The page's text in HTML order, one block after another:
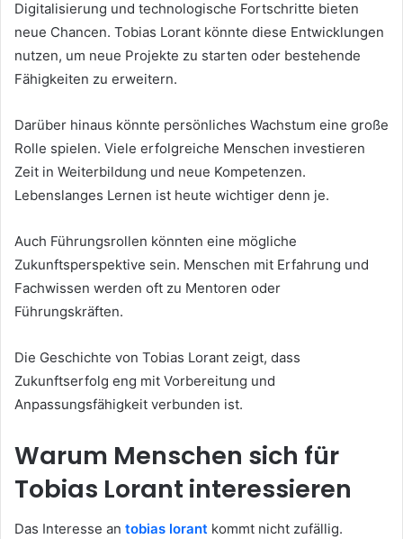
Digitalisierung und technologische Fortschritte bieten
neue Chancen. Tobias Lorant könnte diese Entwicklungen
nutzen, um neue Projekte zu starten oder bestehende
Fähigkeiten zu erweitern.
Darüber hinaus könnte persönliches Wachstum eine große
Rolle spielen. Viele erfolgreiche Menschen investieren
Zeit in Weiterbildung und neue Kompetenzen.
Lebenslanges Lernen ist heute wichtiger denn je.
Auch Führungsrollen könnten eine mögliche
Zukunftsperspektive sein. Menschen mit Erfahrung und
Fachwissen werden oft zu Mentoren oder
Führungskräften.
Die Geschichte von Tobias Lorant zeigt, dass
Zukunftserfolg eng mit Vorbereitung und
Anpassungsfähigkeit verbunden ist.
Warum Menschen sich für
Tobias Lorant interessieren
Das Interesse an tobias lorant kommt nicht zufällig.